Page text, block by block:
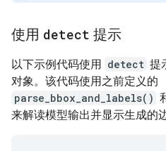
使用 detect 提示
以下示例代码使用 detect 提
对象。该代码使用之前定义的
parse_bbox_and_labels()
来解读模型输出并显示生成的